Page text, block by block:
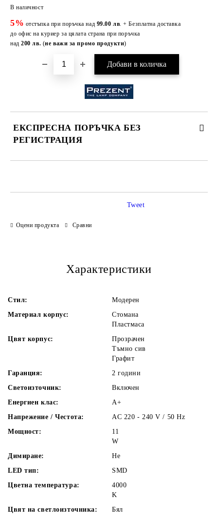
В наличност
5% отстъпка при поръчка над 99.00 лв. + Безплатна доставка
до офис на куриер за цялата страна при поръчка
над 200 лв. (не важи за промо продукти)
ЕКСПРЕСНА ПОРЪЧКА БЕЗ
РЕГИСТРАЦИЯ
Оцени продукта Сравни
Tweet
Характеристики
Стил:
Модерен
Материал корпус:
Стомана
Пластмаса
Цвят корпус:
Прозрачен
Тъмно сив
Графит
Гаранция:
2 години
Светоизточник:
Включен
Енергиен клас:
A+
Напрежение / Честота:
AC 220 - 240 V / 50 Hz
Мощност:
11
W
Димиране:
Не
LED тип:
SMD
Цветна температура:
4000
K
Цвят на светлоизточника:
Бял